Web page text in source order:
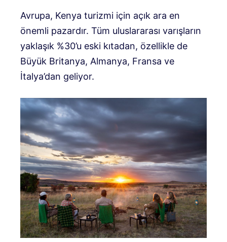
Avrupa, Kenya turizmi için açık ara en
önemli pazardır. Tüm uluslararası varışların
yaklaşık %30’u eski kıtadan, özellikle de
Büyük Britanya, Almanya, Fransa ve
İtalya’dan geliyor.